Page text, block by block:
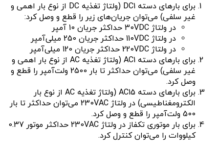
برای بارهای دسته DC1 (ولتاژ تغذیه DC از نوع بار اهمی و
غیر سلفی) می‌توان جریان‌های زیر را قطع و وصل کرد:
در ولتاژ 30VDC حداکثر جریان 10 آمپر
در ولتاژ 110VDC حداکثر جریان 250 میلی‌آمپر
در ولتاژ 220VDC حداکثر جریان 120 میلی‌آمپر
برای بارهای دسته AC1 (ولتاژ تغذیه AC از نوع بار اهمی و
غیر سلفی) می‌توان حداکثر تا بار 2500 ولت‌آمپر را قطع و
وصل کرد.
برای بارهای دسته AC15 (ولتاژ تغذیه AC از نوع بار
الکترومغناطیسی) در ولتاژ 230VAC می‌توان حداکثر تا بار
500 ولت‌آمپر را قطع و وصل کرد.
برای بار موتوری تکفاز در ولتاژ 230VAC حداکثر موتور 0.37
کیلووات را می‌توان کنترل کرد.